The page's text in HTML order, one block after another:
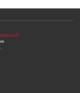
N»